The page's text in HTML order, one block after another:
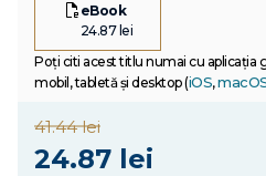
eBook
24.87 lei
Poți citi acest titlu numai cu aplicația
mobil, tabletă și desktop (iOS,
41.44 lei
24.87 lei